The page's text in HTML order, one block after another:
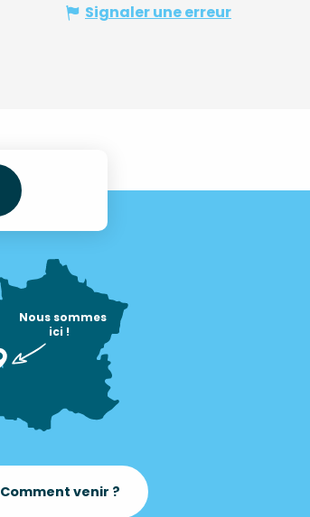
Signaler une erreur
Nous sommes
ici !
Comment venir ?